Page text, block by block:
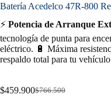
Batería Acedelco 47R-800
⚡ Potencia de Arranque
tecnología de punta para
eléctrico. 🔋 Máxima
respaldo total para tu
$766.500
Original
$459.900Current